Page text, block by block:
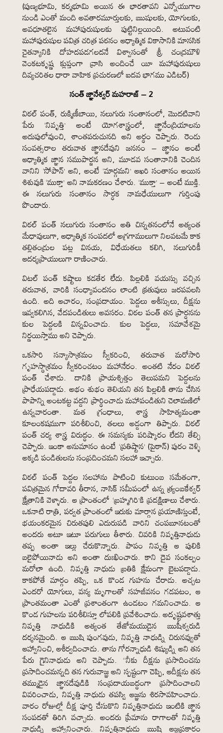
(పుణ్యభూమి, కర్మభూమి అయిన ఈ భారతావని ఎన్నోయుగాల
నుండి ఎంతో మంది అవతారమూర్తులకు, ఋషులకు, యోగులకు,
అవధూతలైన మహాపురుషులకు పుట్టినిల్లయింది. అటువంటి
మహాపురుషుల పవిత్ర చరిత్ర పఠనం ఆధ్యాత్మిక వికాసానికి మానసిక
చైతన్యానికి దోహదపడగలదనే విశ్వాసంతో శ్రీ చంద్రమౌళి
వెంకటకృష్ణ క్లుప్తంగా వ్రాసి అందించే యీ మహాపురుషులు
దివ్యచరితల ధారా వాహిక ప్రచురణలో ఐదవ భాగము ఎడిటర్)
సంత్ జ్ఞానేశ్వర్ మహరాజ్ – 2
విఠల్ పంత్, రుక్మిణీబాయి, నలుగురు సంతానంలో, మొదటివాని
పేరు ‘నివృత్తి’ అంటే యోగశాస్త్రంలో, జ్ఞానేంద్రియాలను
అదుపులోవుంచి, శాంతపరుచునది అని అర్థం చెప్పారు. రెండు
సంవత్సరాల తరువాత జ్ఞానదేవుని జననం – జ్ఞానం అంటే
ఆధ్యాత్మిక జ్ఞాన సముపార్జన అని, మూడవ సంతానానికి చెందిన
వానిని ‘సోపాన్’ అని, అంటే ‘మార్గమని’ ఆఖరి సంతానం అయిన
శిశువుకి ‘ముక్తా’ అని నామకరణం చేశారు. ‘ముక్తా’ – అంటే ముక్తి.
ఈ నలుగురు సంతానం సార్ధక నామధేయులుగా గుర్తింపు
పొందారు.
విఠల్ పంత్ నలుగురు సంతానం అతి చిన్నతనంలోనే అత్యంత
మేధావులుగా, ఆధ్యాత్మిక సంపదలో అగ్రగాములుగా నిలవటమే కాక
తల్లితండ్రుల పట్ల వినయ, విధేయతలు కలిగి, నలుగురికీ
ఆదర్శప్రాయులుగా రాణించారు.
విటల్ పంత్ కష్టాలు కడతేర లేదు. పిల్లలికి వయస్సు వచ్చిన
తరువాత, వారికి సంధ్యావందనం లాంటి క్రతువులు జరపవలసి
ఉంది. అది ఆచారం, సంప్రదాయం. పెద్దలు ఆశీస్సులు, దీక్షను
ఇవ్వకలిగిన, వేదపండితులు అవసరం. విఠల పంత్ తన ప్రార్ధనను
కుల పెద్దలకి విన్నవించాడు. కుల పెద్దలు, సమావేశమై
నిర్ణయిస్తాము అని చెప్పారు.
ఒకసారి సన్యాసాశ్రమం స్వీకరించి, తరువాత మరోసారి
గృహస్థాశ్రమం స్వీకరించటం మహానేరం. అంతటి నేరం విఠల్
పంత్ చేశాడు. దానికి ప్రాయశ్చిత్తం తెలుపమని పెద్దలను
ప్రాధేయపడ్డాడు. అభం శుభం తెలియని తన పిల్లలికి తాను చేసిన
పాపాన్ని అంటకట్ట వద్దని ప్రార్థించాడు మహాపండితుని చెలామణిలో
ఉన్నవారంతా. మత గ్రంధాలు, శాస్త్ర సాహిత్యమంతా
కూలంకషముగా పరిశీలించి, తలలు అడ్డంగా తిప్పారు. విఠల్
పంత్ చర్య శాస్త్ర విరుద్ధం. ఈ సమస్యకు పరిష్కారం లేదని తేల్చి
చెప్పారు. ఇంకా అనుమానం ఉంటే ‘ప్రతిష్టాన’ (పైఠాన్) పురం వెళ్ళి
అక్కడి పండితులను సంప్రదించమని సలహా ఇచ్చారు.
విఠల్ పంత్ పెద్దల సలహాను పాటించి కుటుంబ సమేతంగా,
పవిత్రమైన గోదావరి తీరాన, నాసిక్ సమీపంలో ఉన్న త్ర్యంబకేశ్వర్
క్షేత్రానికి వెళ్ళారు. ఆ ప్రాంతంలో ‘బ్రహ్మగిరి’కి ప్రదక్షిణాలు చేశారు.
ఒకనాటి రాత్రి, పర్వత ప్రాంతంలో ఇరుకు మార్గాన ప్రయాణిస్తుంటే,
భయంకరమైన చిరుతపులి ఎదురుపడి వారిని చంపబూనటంతో
అందరు అటూ ఇటూ పరుగులు తీశారు. చివరికి నివృత్తినాధుడు
తప్ప అంతా ఇల్లు చేరుకొన్నారు. పాపం నివృత్తి ఆ పులికి
బలైపోయినాడు అని అంతా దుఃఖించారు. కాని దైవ సంకల్పం
మరోలా ఉంది. నివృత్తి నాధుడు బ్రతికి క్షేమంగా బైటపడ్డాడు.
కాకపోతే మార్గం తప్పి, ఒక కొండ గుహను చేరాడు. అచ్చట
ఎందరో యోగులు, వన్య మృగాలతో సహజీవనం గడపటం, ఆ
ప్రాంతమంతా ఎంతో ప్రశాంతంగా ఉండటం గమనించాడు. ఆ
కొండ గుహలను పరిశీలిస్తూ లోపలికి ప్రవేశించాడు. అదృష్టవశాత్తు
నివృత్తి నాధుడికి అత్యంత తేజోమయుడైన ఋషీశ్వరుడి
దర్శనమైంది. ఆ ఋషి పుంగవుడు, నివృత్తి నాధుడ్ని చిరునవ్వుతో
ఆహ్వానించి, ఆశీర్వదించాడు. తాను గోరన్నాధుడి శిష్యుడ్ని అని తన
పేరు గైనినాధుడు అని చెప్పాడు. “నీకు దీక్షను ప్రసాదించను
ప్రసాదించమన్నది తన గురువాజ్ఞ అని స్పష్టంగా చెప్పి, ఆదీక్షను తన
తమ్ముడైన జ్ఞానదేవుడికి సంప్రదాయబద్ధంగా ప్రసాదించాలని
వివరించాడు, నివృత్తి నాధుడు తపస్వి ఆజ్ఞను శిరసావహించాడు.
వారం రోజుల్లో దీక్ష పూర్తి చేసుకొని నివృత్తినాధుడు ఇంటికి జ్ఞాన
సంపదతో తిరిగి వచ్చాడు. అందరు ప్రేమాను రాగాలతో నివృత్తి
నాధుడ్ని ఆహ్వానించారు. నివృత్తినాధుడు ఋషి ఆజ్ఞప్రకారం